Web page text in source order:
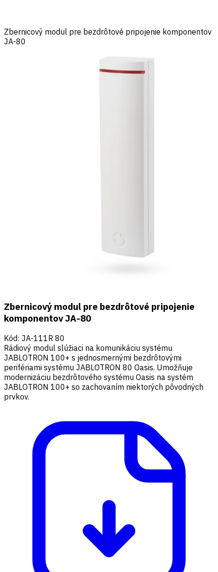
Zbernicový modul pre bezdrôtové pripojenie komponentov
JA-80
Zbernicový modul pre bezdrôtové pripojenie
komponentov JA-80
Kód: JA-111R 80
Rádiový modul slúžiaci na komunikáciu systému
JABLOTRON 100+ s jednosmernými bezdrôtovými
perifériami systému JABLOTRON 80 Oasis. Umožňuje
modernizáciu bezdrôtového systému Oasis na systém
JABLOTRON 100+ so zachovaním niektorých pôvodných
prvkov.